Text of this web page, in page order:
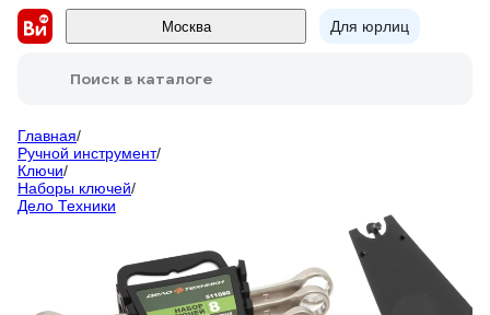
Москва Для юрлиц
Поиск в каталоге
Главная/
Ручной инструмент/
Ключи/
Наборы ключей/
Дело Техники